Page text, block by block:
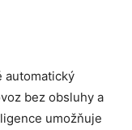
automatický
bez obsluhy a
umožňuje